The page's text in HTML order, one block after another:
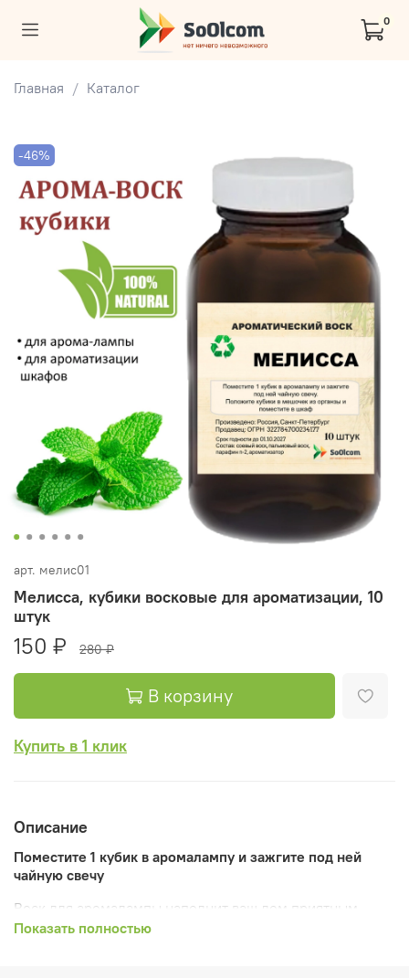
0
Главная Каталог
-46%
арт. мелис01
Мелисса, кубики восковые для ароматизации, 10
штук
150 ₽ 280 ₽
В корзину
Купить в 1 клик
Описание
Поместите 1 кубик в аромалампу и зажгите под ней
чайную свечу
Воск для аромалампы наполнит ваш дом приятным
ароматом. Вы можете в любой момент заменить воск
Показать полностью